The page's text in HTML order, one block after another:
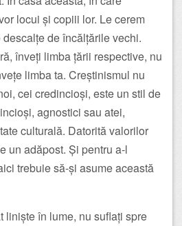
locui și copiii lor. Le cerem
de încălțările vechi.
înveți limba țării respective, nu
limba ta. Creștinismul nu
cei credincioși, este un stil de
agnostici sau atei,
culturală. Datorită valorilor
un adăpost. Și pentru a-l
trebuie să-și asume această
liniște în lume, nu suflați spre